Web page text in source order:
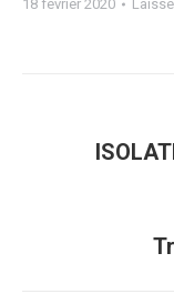
18 février 2020